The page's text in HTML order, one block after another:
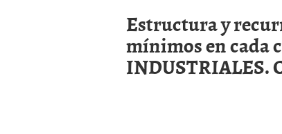
TODOS
LOS
VALORES
DE
IBEX35
Estructura y
mínimos en cada
INDUSTRIALES.